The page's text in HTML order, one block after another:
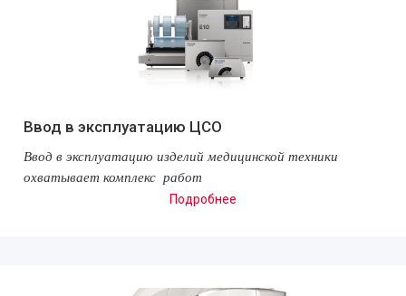
Ввод в эксплуатацию ЦСО
Ввод в эксплуатацию изделий медицинской техники
охватывает комплекс работ
Подробнее